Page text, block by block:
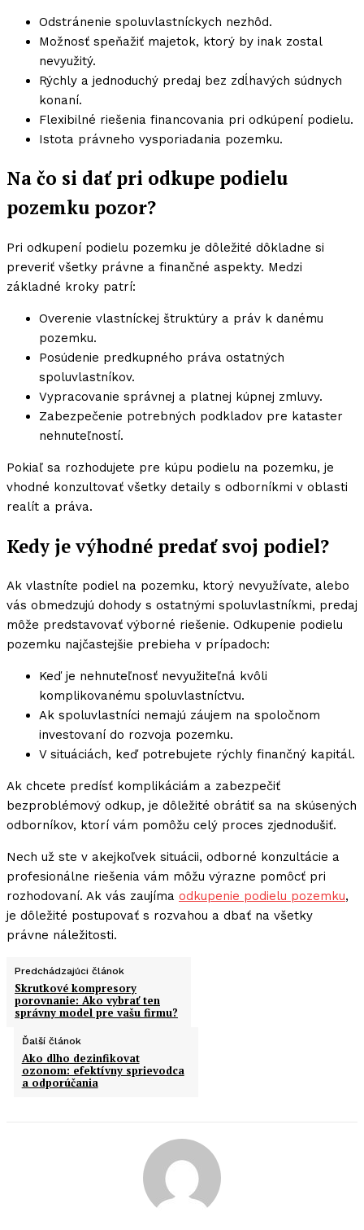
Odstránenie spoluvlastníckych nezhôd.
Možnosť speňažiť majetok, ktorý by inak zostal
nevyužitý.
Rýchly a jednoduchý predaj bez zdĺhavých súdnych
konaní.
Flexibilné riešenia financovania pri odkúpení podielu.
Istota právneho vysporiadania pozemku.
Na čo si dať pri odkupe podielu
pozemku pozor?
Pri odkupení podielu pozemku je dôležité dôkladne si
preveriť všetky právne a finančné aspekty. Medzi
základné kroky patrí:
Overenie vlastníckej štruktúry a práv k danému
pozemku.
Posúdenie predkupného práva ostatných
spoluvlastníkov.
Vypracovanie správnej a platnej kúpnej zmluvy.
Zabezpečenie potrebných podkladov pre kataster
nehnuteľností.
Pokiaľ sa rozhodujete pre kúpu podielu na pozemku, je
vhodné konzultovať všetky detaily s odborníkmi v oblasti
realít a práva.
Kedy je výhodné predať svoj podiel?
Ak vlastníte podiel na pozemku, ktorý nevyužívate, alebo
vás obmedzujú dohody s ostatnými spoluvlastníkmi, predaj
môže predstavovať výborné riešenie. Odkupenie podielu
pozemku najčastejšie prebieha v prípadoch:
Keď je nehnuteľnosť nevyužiteľná kvôli
komplikovanému spoluvlastníctvu.
Ak spoluvlastníci nemajú záujem na spoločnom
investovaní do rozvoja pozemku.
V situáciách, keď potrebujete rýchly finančný kapitál.
Ak chcete predísť komplikáciám a zabezpečiť
bezproblémový odkup, je dôležité obrátiť sa na skúsených
odborníkov, ktorí vám pomôžu celý proces zjednodušiť.
Nech už ste v akejkoľvek situácii, odborné konzultácie a
profesionálne riešenia vám môžu výrazne pomôcť pri
rozhodovaní. Ak vás zaujíma odkupenie podielu pozemku,
je dôležité postupovať s rozvahou a dbať na všetky
právne náležitosti.
Predchádzajúci článok
Skrutkové kompresory
porovnanie: Ako vybrať ten
správny model pre vašu firmu?
Ďalší článok
Ako dlho dezinfikovat
ozonom: efektívny sprievodca
a odporúčania